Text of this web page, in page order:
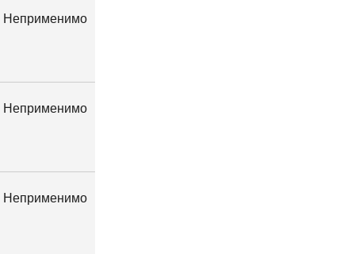
Неприменимо
Неприменимо
Неприменимо